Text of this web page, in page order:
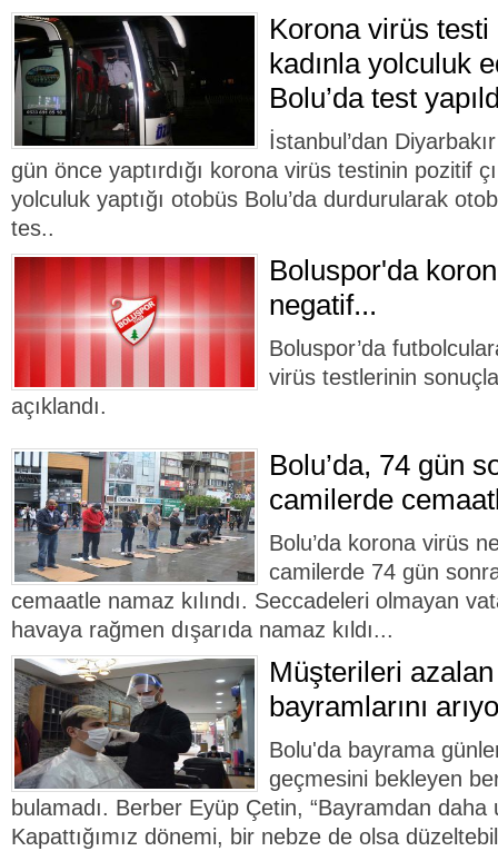
Korona virüs testi
kadınla yolculuk
Bolu’da test
İstanbul’dan
gün önce yaptırdığı korona virüs testinin pozitif
yolculuk yaptığı otobüs Bolu’da durdurularak
tes..
Boluspor'da
negatif...
Boluspor’da
virüs testlerinin
açıklandı.
Bolu’da, 74 gün
camilerde
Bolu’da korona virüs
camilerde 74 gün
cemaatle namaz kılındı. Seccadeleri olmayan
havaya rağmen dışarıda namaz kıldı...
Müşterileri
bayramlarını
Bolu'da bayrama
geçmesini bekleyen
bulamadı. Berber Eyüp Çetin, “Bayramdan daha
Kapattığımız dönemi, bir nebze de olsa